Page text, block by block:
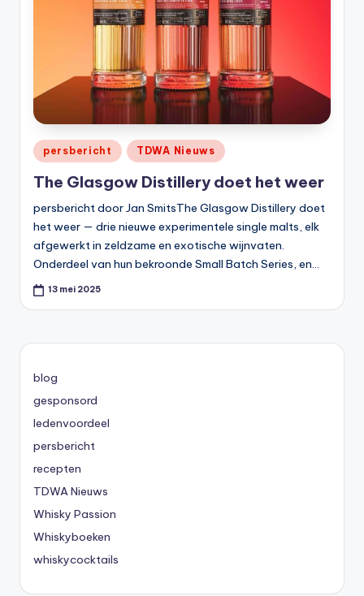
Geplaatst
in
persbericht TDWA Nieuws
The Glasgow Distillery doet het weer
persbericht door Jan SmitsThe Glasgow Distillery doet
het weer — drie nieuwe experimentele single malts, elk
afgewerkt in zeldzame en exotische wijnvaten.
Onderdeel van hun bekroonde Small Batch Series, en…
13 mei 2025
blog
gesponsord
ledenvoordeel
persbericht
recepten
TDWA Nieuws
Whisky Passion
Whiskyboeken
whiskycocktails